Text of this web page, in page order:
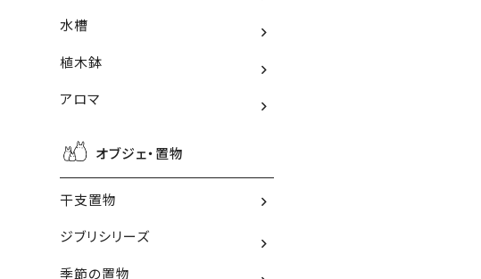
水槽
植木鉢
アロマ
オブジェ・置物
干支置物
ジブリシリーズ
季節の置物